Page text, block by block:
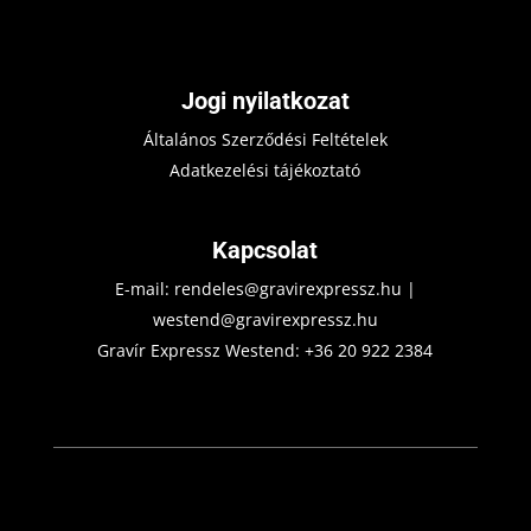
Jogi nyilatkozat
Általános Szerződési Feltételek
Adatkezelési tájékoztató
Kapcsolat
E-mail: rendeles@gravirexpressz.hu |
westend@gravirexpressz.hu
Gravír Expressz Westend:+36 20 922 2384